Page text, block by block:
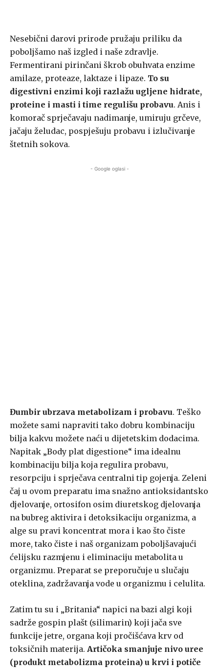
Nesebični darovi prirode pružaju priliku da
poboljšamo naš izgled i naše zdravlje.
Fermentirani pirinčani škrob obuhvata enzime
amilaze, proteaze, laktaze i lipaze. To su
digestivni enzimi koji razlažu ugljene hidrate,
proteine i masti i time regulišu probavu. Anis i
komorač sprječavaju nadimanje, umiruju grčeve,
jačaju želudac, pospješuju probavu i izlučivanje
štetnih sokova.
- Google oglasi -
Đumbir ubrzava metabolizam i probavu. Teško
možete sami napraviti tako dobru kombinaciju
bilja kakvu možete naći u dijetetskim dodacima.
Napitak „Body plat digestione“ ima idealnu
kombinaciju bilja koja regulira probavu,
resorpciju i sprječava centralni tip gojenja. Zeleni
čaj u ovom preparatu ima snažno antioksidantsko
djelovanje, ortosifon osim diuretskog djelovanja
na bubreg aktivira i detoksikaciju organizma, a
alge su pravi koncentrat mora i kao što čiste
more, tako čiste i naš organizam poboljšavajući
ćelijsku razmjenu i eliminaciju metabolita u
organizmu. Preparat se preporučuje u slučaju
oteklina, zadržavanja vode u organizmu i celulita.
Zatim tu su i „Britania“ napici na bazi algi koji
sadrže gospin plašt (silimarin) koji jača sve
funkcije jetre, organa koji pročišćava krv od
toksičnih materija. Artičoka smanjuje nivo uree
(produkt metabolizma proteina) u krvi i potiče